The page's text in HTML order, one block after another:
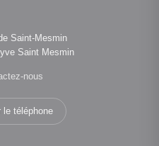
Saint-Mesmin
Saint Mesmin
nous
le téléphone